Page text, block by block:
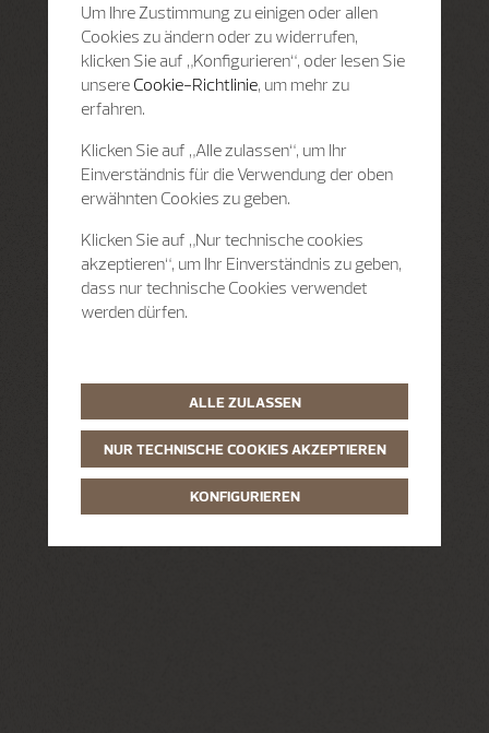
Um Ihre Zustimmung zu einigen oder allen
Cookies zu ändern oder zu widerrufen,
klicken Sie auf „Konfigurieren“, oder lesen Sie
unsere Cookie-Richtlinie, um mehr zu
erfahren.
Klicken Sie auf „Alle zulassen“, um Ihr
Einverständnis für die Verwendung der oben
erwähnten Cookies zu geben.
Klicken Sie auf „Nur technische cookies
akzeptieren“, um Ihr Einverständnis zu geben,
dass nur technische Cookies verwendet
werden dürfen.
ALLE ZULASSEN
NUR TECHNISCHE COOKIES AKZEPTIEREN
KONFIGURIEREN